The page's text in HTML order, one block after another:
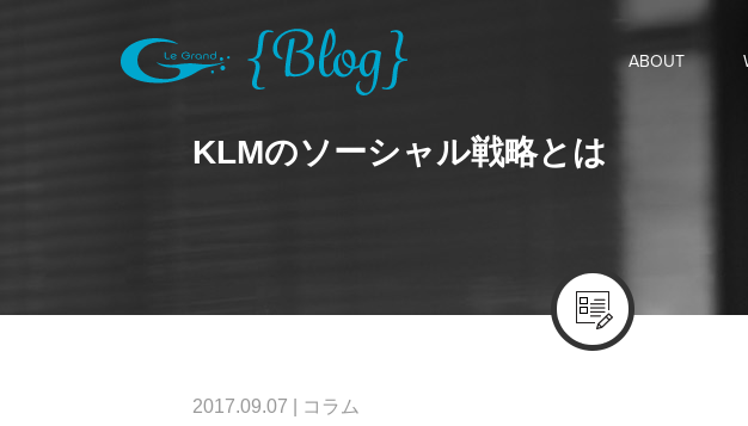
ABOUT
KLMのソーシャル戦略とは
2017.09.07
コラム